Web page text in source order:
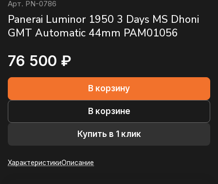
Арт. PN-0786
Panerai Luminor 1950 3 Days MS Dhoni
GMT Automatic 44mm PAM01056
76 500 ₽
В корзину
В корзине
Купить в 1 клик
ХарактеристикиОписание